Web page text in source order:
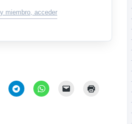
miembro, acceder